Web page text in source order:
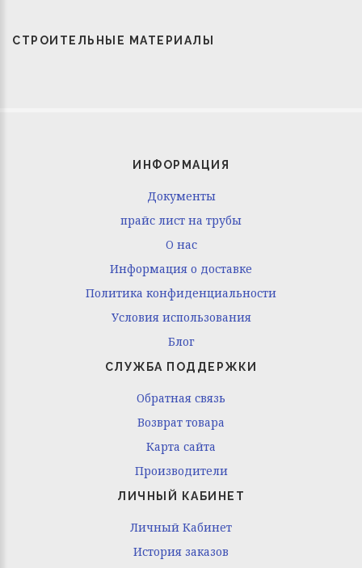
СТРОИТЕЛЬНЫЕ МАТЕРИАЛЫ
ИНФОРМАЦИЯ
Документы
прайс лист на трубы
O нас
Информация о доставке
Политика конфиденциальности
Условия использования
Блог
СЛУЖБА ПОДДЕРЖКИ
Обратная связь
Возврат товара
Карта сайта
Производители
ЛИЧНЫЙ КАБИНЕТ
Личный Кабинет
История заказов